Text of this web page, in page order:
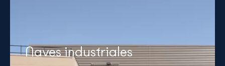
Naves industriales